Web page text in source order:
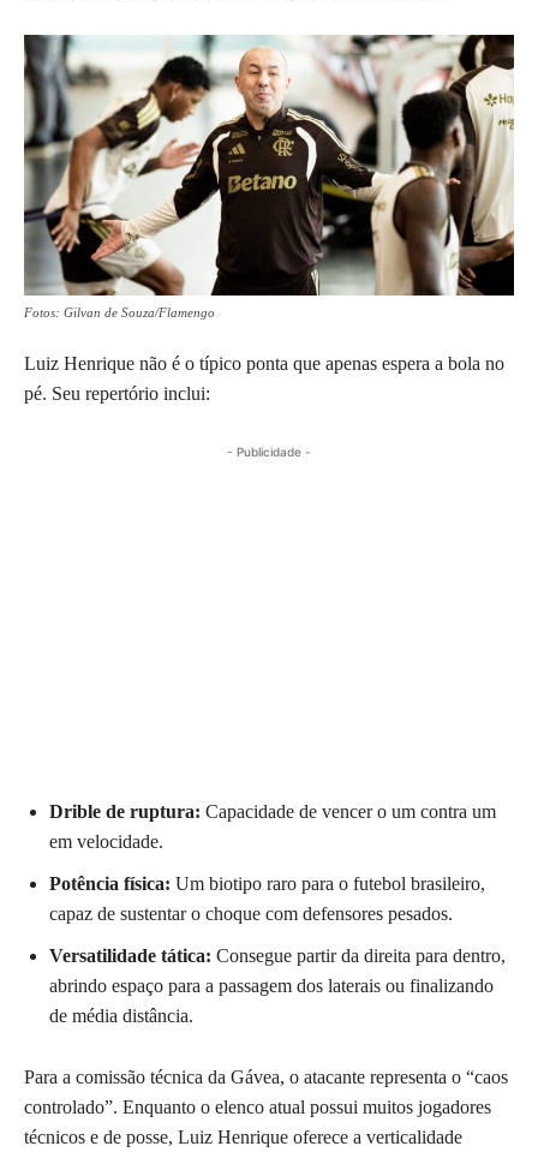
Fotos: Gilvan de Souza/Flamengo
Luiz Henrique não é o típico ponta que apenas espera a bola no
pé. Seu repertório inclui:
- Publicidade -
Drible de ruptura: Capacidade de vencer o um contra um
em velocidade.
Potência física: Um biotipo raro para o futebol brasileiro,
capaz de sustentar o choque com defensores pesados.
Versatilidade tática: Consegue partir da direita para dentro,
abrindo espaço para a passagem dos laterais ou finalizando
de média distância.
Para a comissão técnica da Gávea, o atacante representa o “caos
controlado”. Enquanto o elenco atual possui muitos jogadores
técnicos e de posse, Luiz Henrique oferece a verticalidade